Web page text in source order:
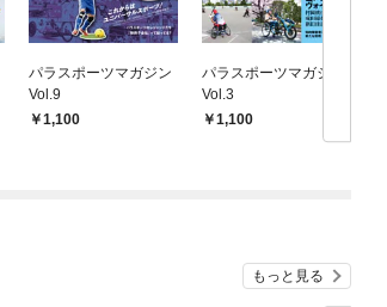
パラスポーツマガジン
Vol.9
1,100
パラスポーツマガジン
Vol.3
1,100
もっと見る